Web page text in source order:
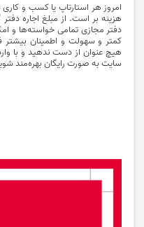
امروز هر استارتاپ یا کسب و
هزینه بر است. از مبلغ اجاره
دفتر مجازی تمامی خواسته‌ها و
کمتر و سهولت و اطمینان بیشتر
هیچ عنوان از دست ندهید و با
سایت به صورت رایگان بهره‌مند